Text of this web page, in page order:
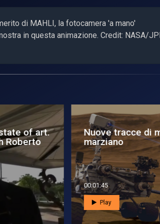
di MAHLI, la fotocamera 'a mano'
in questa animazione. Credit: NASA/
of art.
Nuove tracce di
marziano
00:01:45
Play